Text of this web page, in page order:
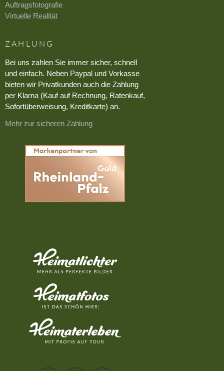
Auftragsfotografie
Virtuelle Realität
ZAHLUNG
Bei uns zahlen Sie immer sicher, schnell
und einfach. Neben Paypal und Vorkasse
bieten wir Privatkunden auch die Zahlung
per Klarna (Kauf auf Rechnung, Ratenkauf,
Sofortüberweisung, Kreditkarte) an.
Mehr zur sicheren Zahlung